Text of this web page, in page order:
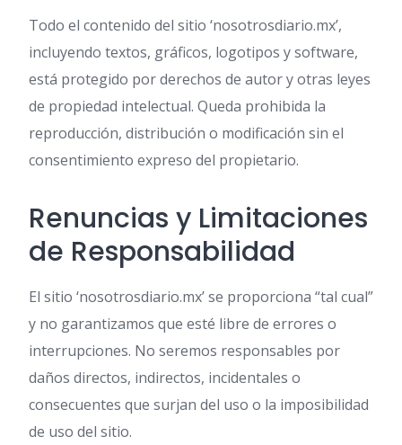
Todo el contenido del sitio ‘nosotrosdiario.mx’,
incluyendo textos, gráficos, logotipos y software,
está protegido por derechos de autor y otras leyes
de propiedad intelectual. Queda prohibida la
reproducción, distribución o modificación sin el
consentimiento expreso del propietario.
Renuncias y Limitaciones
de Responsabilidad
El sitio ‘nosotrosdiario.mx’ se proporciona “tal cual”
y no garantizamos que esté libre de errores o
interrupciones. No seremos responsables por
daños directos, indirectos, incidentales o
consecuentes que surjan del uso o la imposibilidad
de uso del sitio.